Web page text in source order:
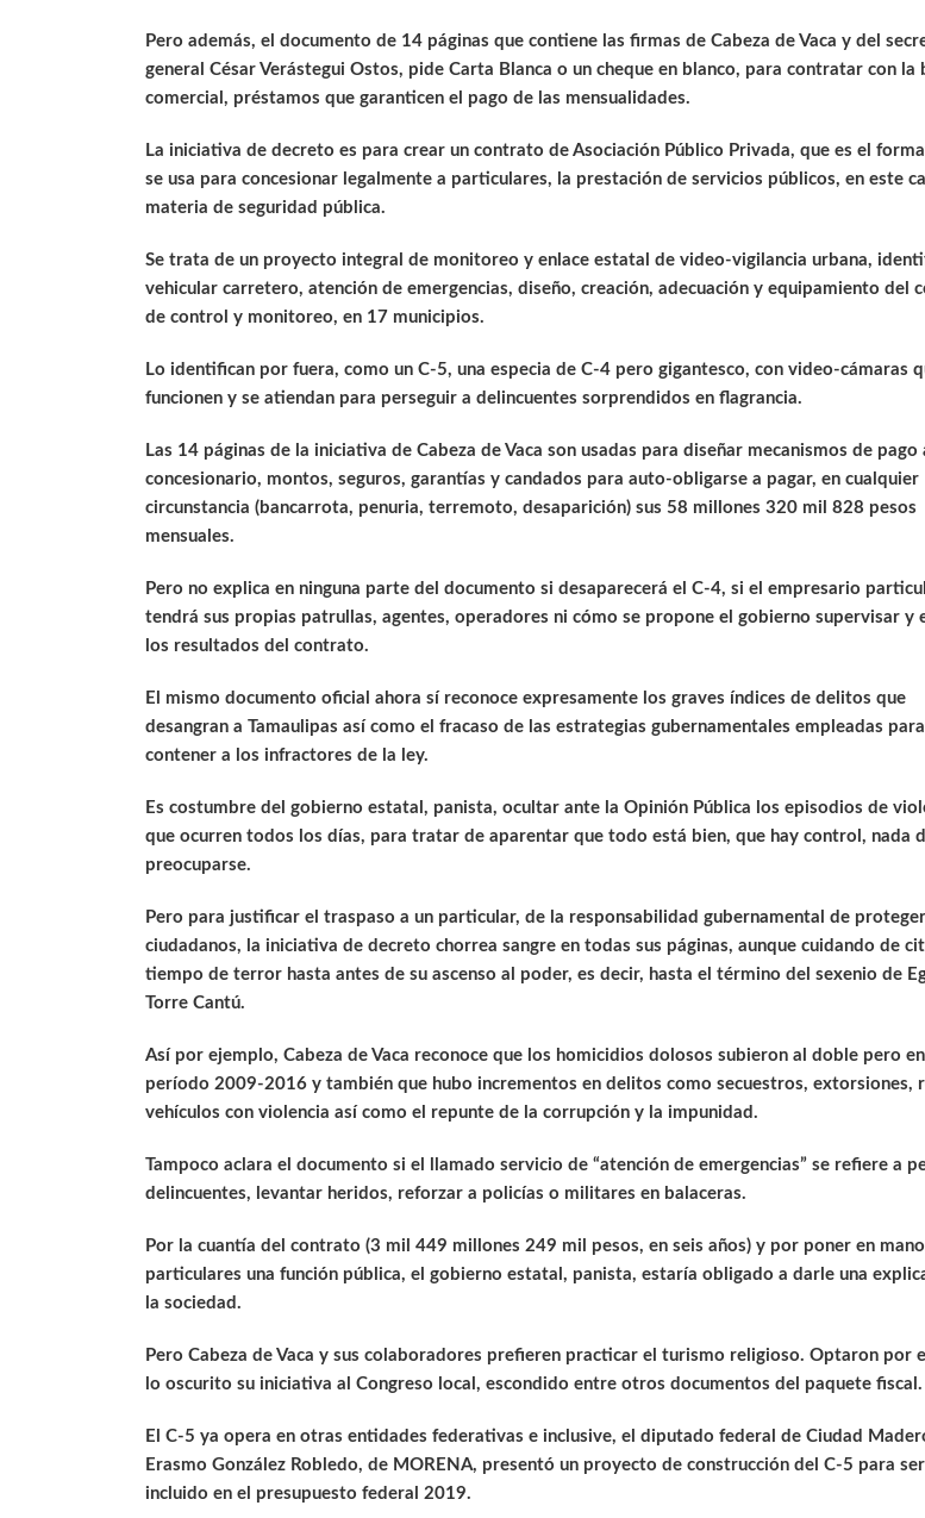
Pero además, el documento de 14 páginas que contiene las firmas de Cabeza de Vaca y del
general César Verástegui Ostos, pide Carta Blanca o un cheque en blanco, para contratar con la
comercial, préstamos que garanticen el pago de las mensualidades.
La iniciativa de decreto es para crear un contrato de Asociación Público Privada, que es el
se usa para concesionar legalmente a particulares, la prestación de servicios públicos, en este
materia de seguridad pública.
Se trata de un proyecto integral de monitoreo y enlace estatal de video-vigilancia urbana,
vehicular carretero, atención de emergencias, diseño, creación, adecuación y equipamiento del
de control y monitoreo, en 17 municipios.
Lo identifican por fuera, como un C-5, una especia de C-4 pero gigantesco, con video-cámaras
funcionen y se atiendan para perseguir a delincuentes sorprendidos en flagrancia.
Las 14 páginas de la iniciativa de Cabeza de Vaca son usadas para diseñar mecanismos de pago
concesionario, montos, seguros, garantías y candados para auto-obligarse a pagar, en cualquier
circunstancia (bancarrota, penuria, terremoto, desaparición) sus 58 millones 320 mil 828 pesos
mensuales.
Pero no explica en ninguna parte del documento si desaparecerá el C-4, si el empresario
tendrá sus propias patrullas, agentes, operadores ni cómo se propone el gobierno supervisar y
los resultados del contrato.
El mismo documento oficial ahora sí reconoce expresamente los graves índices de delitos que
desangran a Tamaulipas así como el fracaso de las estrategias gubernamentales empleadas para
contener a los infractores de la ley.
Es costumbre del gobierno estatal, panista, ocultar ante la Opinión Pública los episodios de
que ocurren todos los días, para tratar de aparentar que todo está bien, que hay control, nada
preocuparse.
Pero para justificar el traspaso a un particular, de la responsabilidad gubernamental de
ciudadanos, la iniciativa de decreto chorrea sangre en todas sus páginas, aunque cuidando de
tiempo de terror hasta antes de su ascenso al poder, es decir, hasta el término del sexenio de
Torre Cantú.
Así por ejemplo, Cabeza de Vaca reconoce que los homicidios dolosos subieron al doble pero en
período 2009-2016 y también que hubo incrementos en delitos como secuestros, extorsiones,
vehículos con violencia así como el repunte de la corrupción y la impunidad.
Tampoco aclara el documento si el llamado servicio de “atención de emergencias” se refiere a
delincuentes, levantar heridos, reforzar a policías o militares en balaceras.
Por la cuantía del contrato (3 mil 449 millones 249 mil pesos, en seis años) y por poner en
particulares una función pública, el gobierno estatal, panista, estaría obligado a darle una
la sociedad.
Pero Cabeza de Vaca y sus colaboradores prefieren practicar el turismo religioso. Optaron por
lo oscurito su iniciativa al Congreso local, escondido entre otros documentos del paquete fiscal.
El C-5 ya opera en otras entidades federativas e inclusive, el diputado federal de Ciudad
Erasmo González Robledo, de MORENA, presentó un proyecto de construcción del C-5 para ser
incluido en el presupuesto federal 2019.